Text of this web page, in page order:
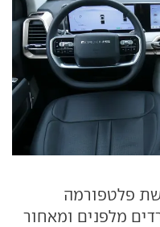
פלטפורמה
מלפנים ומאחור